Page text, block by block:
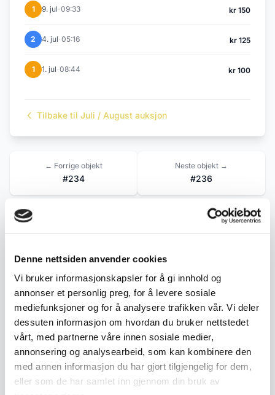
Denne nettsiden anvender cookies
Vi bruker informasjonskapsler for å gi innhold og
annonser et personlig preg, for å levere sosiale
mediefunksjoner og for å analysere trafikken vår. Vi deler
dessuten informasjon om hvordan du bruker nettstedet
vårt, med partnerne våre innen sosiale medier,
annonsering og analysearbeid, som kan kombinere den
med annen informasjon du har gjort tilgjengelig for dem,
eller som de har samlet inn gjennom din bruk av
1 9. jul·09:33 kr 150
2 4. jul·05:16 kr 125
1 1. jul·08:44 kr 100
Tilbake til Juli / August auksjon
← Forrige objekt
#234
Neste objekt →
#236
Dekorativ figur forestillende en sittende høvding
eller konge på utskåret trone med historisk
inspirert utforming.
• Detaljert utført figur med håndmalte detaljer
• Sittende på dekorert trone med utskårne
ornamenter